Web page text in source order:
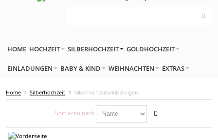
HOME HOCHZEIT SILBERHOCHZEIT GOLDHOCHZEIT
EINLADUNGEN BABY & KIND WEIHNACHTEN EXTRAS
Home Silberhochzeit Silberhochzeitseinladungen
Sortieren nach